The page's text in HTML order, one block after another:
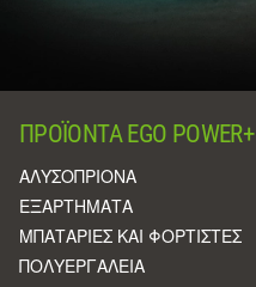
ΠΡΟΪΌΝΤΑ EGO POWER+
ΑΛΥΣΟΠΡΙΟΝΑ
ΕΞΑΡΤΗΜΑΤΑ
ΜΠΑΤΑΡΙΕΣ ΚΑΙ ΦΟΡΤΙΣΤΕΣ
ΠΟΛΥΕΡΓΑΛΕΙΑ